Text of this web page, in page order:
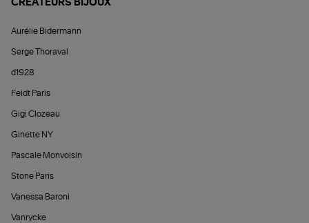
CRÉATEURS BIJOUX
Aurélie Bidermann
Serge Thoraval
d1928
Feidt Paris
Gigi Clozeau
Ginette NY
Pascale Monvoisin
Stone Paris
Vanessa Baroni
Vanrycke